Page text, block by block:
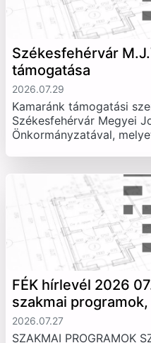
Székesfehérvár
támogatása
2026.07.29
Kamaránk támogatási
Székesfehérvár Megyei
Önkormányzatával,
FÉK hírlevél 2026
szakmai
2026.07.27
SZAKMAI PROGRAMOK